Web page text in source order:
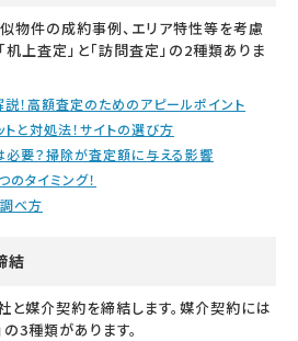
物件の成約事例、エリア特性等を考慮
机上査定」と「訪問査定」の2種類ありま
！高額査定のためのアピールポイント
と対処法！サイトの選び方
必要？掃除が査定額に与える影響
タイミング！
べ方
結
媒介契約を締結します。媒介契約には
の3種類があります。